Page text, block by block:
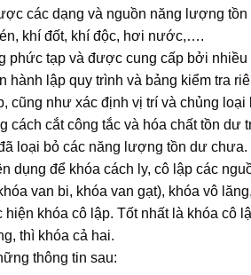
các dạng và nguồn năng lượng
khí đốt, khí độc, hơi nước,….
phức tạp và được cung cấp bởi
hành lập quy trình và bảng kiểm tra
cũng như xác định vị trí và chủng
cách cắt công tắc và hóa chất tồn
loại bỏ các năng lượng tồn dư chưa.
dụng để khóa cách ly, cô lập các
van bi, khóa van gạt), khóa vô
khóa cô lập. Tốt nhất là khóa cô
thì khóa cả hai.
thông tin sau: